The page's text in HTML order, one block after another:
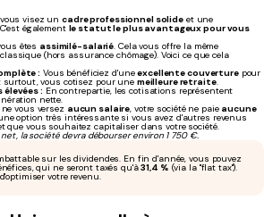
vous visez uncadre professionnel solide et une
également le statut le plus avantageux pour vous
êtes assimilé-salarié. Cela vous offre la même
(hors assurance chômage). Voici ce que cela
: Vous bénéficiez d'une excellente couverture pour
surtout, vous cotisez pour une meilleure retraite.
: En contrepartie, les cotisations représentent
nette.
vous versez aucun salaire, votre société ne paie aucune
option très intéressante si vous avez d'autres revenus
que vous souhaitez capitaliser dans votre société.
la société devra débourser environ 1 750 €.
sur les dividendes. En fin d'année, vous pouvez
qui ne seront taxés qu'à31,4 % (via la "flat tax").
votre revenu.